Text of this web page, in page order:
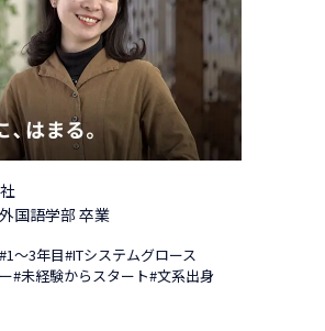
国語学部 卒業
#1～3年目#ITシステムグロース
#未経験からスタート#文系出身